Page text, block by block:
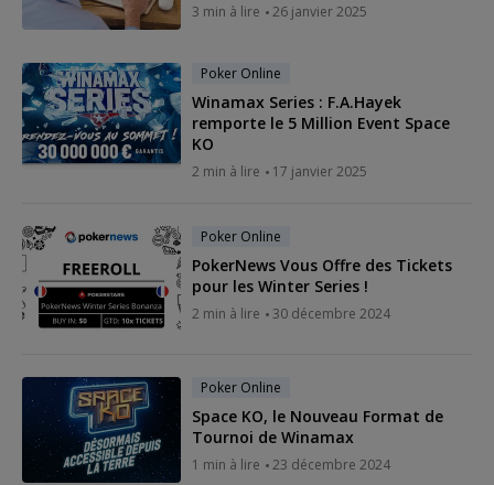
3 min à lire 26 janvier 2025
Poker Online
Winamax Series : F.A.Hayek
remporte le 5 Million Event Space
KO
2 min à lire 17 janvier 2025
Poker Online
PokerNews Vous Offre des Tickets
pour les Winter Series !
2 min à lire 30 décembre 2024
Poker Online
Space KO, le Nouveau Format de
Tournoi de Winamax
1 min à lire 23 décembre 2024